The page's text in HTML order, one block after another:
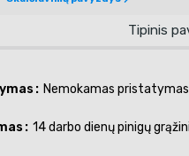
Nemokamas
14 darbo dienų pinigų